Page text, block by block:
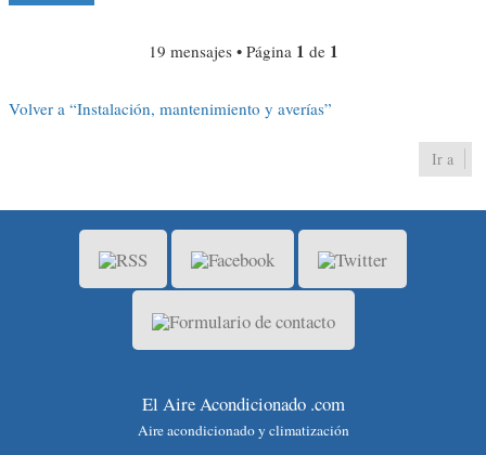
19 mensajes • Página 1 de 1
Volver a “Instalación, mantenimiento y averías”
Ir a
El Aire Acondicionado .com
Aire acondicionado y climatización